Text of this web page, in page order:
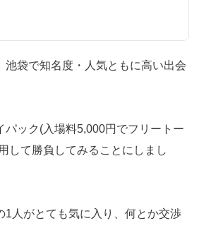
池袋で知名度・人気ともに高い出会
パック(入場料5,000円でフリートー
して勝負してみることにしまし
1人がとても気に入り、何とか交渉